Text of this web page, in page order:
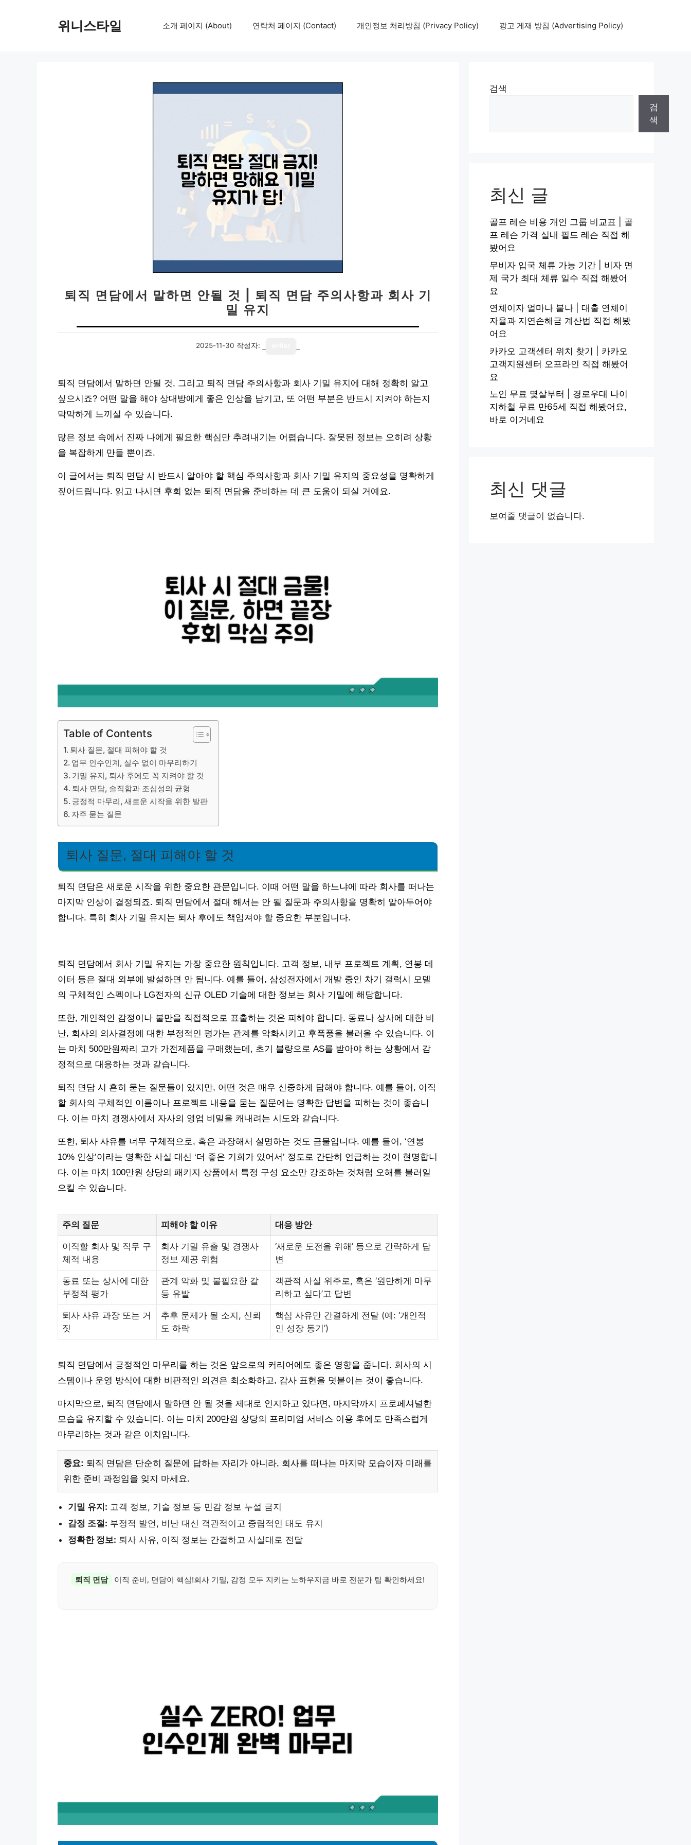
위니스타일 소개 페이지 (About) 연락처 페이지 (Contact) 개인정보 처리방침 (Privacy Policy) 광고 게재 방침 (Advertising Policy)
퇴직 면담에서 말하면 안될 것 | 퇴직 면담 주의사항과 회사 기
밀 유지
2025-11-30 작성자:
퇴직 면담에서 말하면 안될 것, 그리고 퇴직 면담 주의사항과 회사 기밀 유지에 대해 정확히 알고
싶으시죠? 어떤 말을 해야 상대방에게 좋은 인상을 남기고, 또 어떤 부분은 반드시 지켜야 하는지
막막하게 느끼실 수 있습니다.
많은 정보 속에서 진짜 나에게 필요한 핵심만 추려내기는 어렵습니다. 잘못된 정보는 오히려 상황
을 복잡하게 만들 뿐이죠.
이 글에서는 퇴직 면담 시 반드시 알아야 할 핵심 주의사항과 회사 기밀 유지의 중요성을 명확하게
짚어드립니다. 읽고 나시면 후회 없는 퇴직 면담을 준비하는 데 큰 도움이 되실 거예요.
Table of Contents
퇴사 질문, 절대 피해야 할 것
업무 인수인계, 실수 없이 마무리하기
기밀 유지, 퇴사 후에도 꼭 지켜야 할 것
퇴사 면담, 솔직함과 조심성의 균형
긍정적 마무리, 새로운 시작을 위한 발판
자주 묻는 질문
퇴사 질문, 절대 피해야 할 것
퇴직 면담은 새로운 시작을 위한 중요한 관문입니다. 이때 어떤 말을 하느냐에 따라 회사를 떠나는
마지막 인상이 결정되죠. 퇴직 면담에서 절대 해서는 안 될 질문과 주의사항을 명확히 알아두어야
합니다. 특히 회사 기밀 유지는 퇴사 후에도 책임져야 할 중요한 부분입니다.
퇴직 면담에서 회사 기밀 유지는 가장 중요한 원칙입니다. 고객 정보, 내부 프로젝트 계획, 연봉 데
이터 등은 절대 외부에 발설하면 안 됩니다. 예를 들어, 삼성전자에서 개발 중인 차기 갤럭시 모델
의 구체적인 스펙이나 LG전자의 신규 OLED 기술에 대한 정보는 회사 기밀에 해당합니다.
또한, 개인적인 감정이나 불만을 직접적으로 표출하는 것은 피해야 합니다. 동료나 상사에 대한 비
난, 회사의 의사결정에 대한 부정적인 평가는 관계를 악화시키고 후폭풍을 불러올 수 있습니다. 이
는 마치 500만원짜리 고가 가전제품을 구매했는데, 초기 불량으로 AS를 받아야 하는 상황에서 감
정적으로 대응하는 것과 같습니다.
퇴직 면담 시 흔히 묻는 질문들이 있지만, 어떤 것은 매우 신중하게 답해야 합니다. 예를 들어, 이직
할 회사의 구체적인 이름이나 프로젝트 내용을 묻는 질문에는 명확한 답변을 피하는 것이 좋습니
다. 이는 마치 경쟁사에서 자사의 영업 비밀을 캐내려는 시도와 같습니다.
또한, 퇴사 사유를 너무 구체적으로, 혹은 과장해서 설명하는 것도 금물입니다. 예를 들어, ‘연봉
10% 인상’이라는 명확한 사실 대신 ‘더 좋은 기회가 있어서’ 정도로 간단히 언급하는 것이 현명합니
다. 이는 마치 100만원 상당의 패키지 상품에서 특정 구성 요소만 강조하는 것처럼 오해를 불러일
으킬 수 있습니다.
주의 질문 피해야 할 이유 대응 방안
이직할 회사 및 직무 구
체적 내용
회사 기밀 유출 및 경쟁사
정보 제공 위험
‘새로운 도전을 위해’ 등으로 간략하게 답
변
동료 또는 상사에 대한
부정적 평가
관계 악화 및 불필요한 갈
등 유발
객관적 사실 위주로, 혹은 ‘원만하게 마무
리하고 싶다’고 답변
퇴사 사유 과장 또는 거
짓
추후 문제가 될 소지, 신뢰
도 하락
핵심 사유만 간결하게 전달 (예: ‘개인적
인 성장 동기’)
퇴직 면담에서 긍정적인 마무리를 하는 것은 앞으로의 커리어에도 좋은 영향을 줍니다. 회사의 시
스템이나 운영 방식에 대한 비판적인 의견은 최소화하고, 감사 표현을 덧붙이는 것이 좋습니다.
마지막으로, 퇴직 면담에서 말하면 안 될 것을 제대로 인지하고 있다면, 마지막까지 프로페셔널한
모습을 유지할 수 있습니다. 이는 마치 200만원 상당의 프리미엄 서비스 이용 후에도 만족스럽게
마무리하는 것과 같은 이치입니다.
중요: 퇴직 면담은 단순히 질문에 답하는 자리가 아니라, 회사를 떠나는 마지막 모습이자 미래를
위한 준비 과정임을 잊지 마세요.
기밀 유지: 고객 정보, 기술 정보 등 민감 정보 누설 금지
감정 조절: 부정적 발언, 비난 대신 객관적이고 중립적인 태도 유지
정확한 정보: 퇴사 사유, 이직 정보는 간결하고 사실대로 전달
퇴직 면담 이직 준비, 면담이 핵심!회사 기밀, 감정 모두 지키는 노하우지금 바로 전문가 팁 확인하세요!
검색
검
색
최신 글
골프 레슨 비용 개인 그룹 비교표 | 골
프 레슨 가격 실내 필드 레슨 직접 해
봤어요
무비자 입국 체류 가능 기간 | 비자 면
제 국가 최대 체류 일수 직접 해봤어
요
연체이자 얼마나 붙나 | 대출 연체이
자율과 지연손해금 계산법 직접 해봤
어요
카카오 고객센터 위치 찾기 | 카카오
고객지원센터 오프라인 직접 해봤어
요
노인 무료 몇살부터 | 경로우대 나이
지하철 무료 만65세 직접 해봤어요,
바로 이거네요
최신 댓글
보여줄 댓글이 없습니다.